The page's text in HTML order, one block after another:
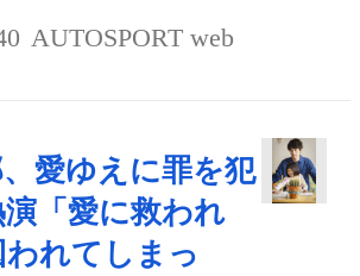
AUTOSPORT web
愛ゆえに罪を犯
「愛に救われ
れてしまっ